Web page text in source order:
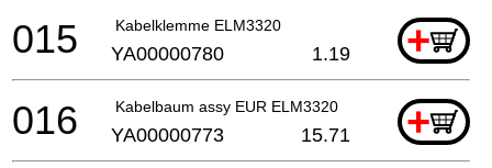
Kabelklemme ELM3320 +
015 YA00000780 1.19
Kabelbaum assy EUR ELM3320 +
016 YA00000773 15.71